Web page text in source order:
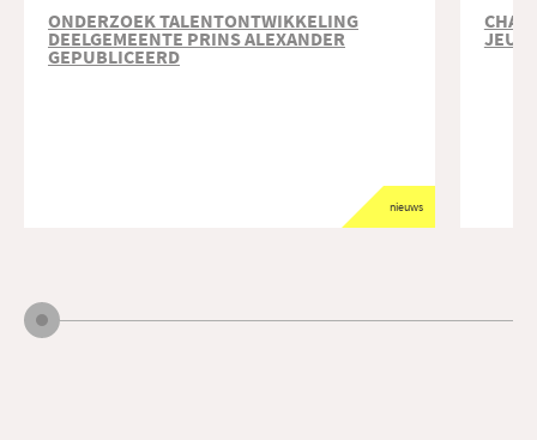
nieuws
ONDERZOEK TALENTONTWIKKELING
DEELGEMEENTE PRINS ALEXANDER
GEPUBLICEERD